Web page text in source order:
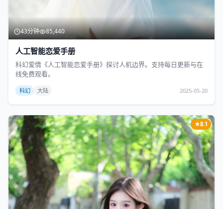
43分钟 85,440
人工智能恋爱手册
科幻爱情《人工智能恋爱手册》探讨人机边界。支持每日更新与在
线免费观看。
科幻 大陆 2025-05-20
8.1